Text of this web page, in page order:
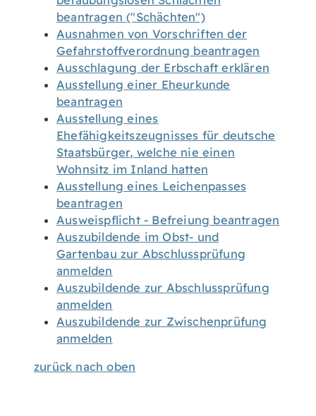
beantragen ("Schächten")
Ausnahmen von Vorschriften der
Gefahrstoffverordnung beantragen
Ausschlagung der Erbschaft erklären
Ausstellung einer Eheurkunde
beantragen
Ausstellung eines
Ehefähigkeitszeugnisses für deutsche
Staatsbürger, welche nie einen
Wohnsitz im Inland hatten
Ausstellung eines Leichenpasses
beantragen
Ausweispflicht - Befreiung beantragen
Auszubildende im Obst- und
Gartenbau zur Abschlussprüfung
anmelden
Auszubildende zur Abschlussprüfung
anmelden
Auszubildende zur Zwischenprüfung
anmelden
zurück nach oben